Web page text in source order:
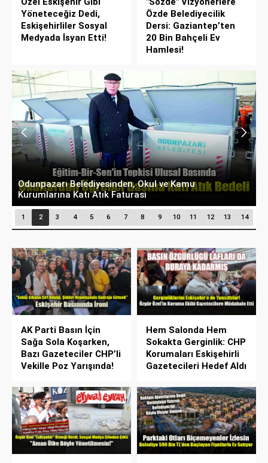
Yöneteceğiz Dedi,
Eskişehirliler Sosyal
Medyada İsyan Etti!
Özde Belediyecilik
Dersi: Gaziantep’ten
20 Bin Bahçeli Ev
Hamlesi!
Odunpazarı Belediyesinden, Okul ve Kamu
Kurumlarına Katı Atık Faturası
1 2 3 4 5 6 7 8 9 10 11 12 13 14
AK Parti Basın İçin
Sağa Sola Koşarken,
Bazı Gazeteciler CHP’li
Vekille Poz Yarışında!
Hem Salonda Hem
Sokakta Gerginlik: CHP
Korumaları Eskişehirli
Gazetecileri Hedef Aldı